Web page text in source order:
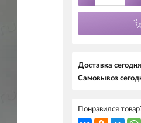
Доставка cегодня
Самовывоз
Понравился